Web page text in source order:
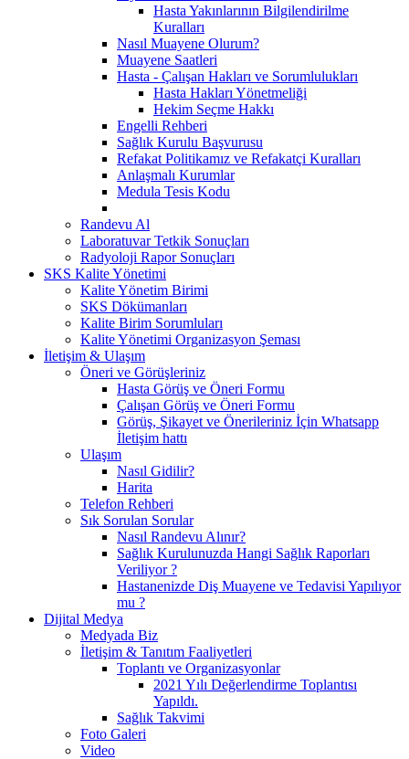
Hasta Yakınlarının Bilgilendirilme
Kuralları
Nasıl Muayene Olurum?
Muayene Saatleri
Hasta - Çalışan Hakları ve Sorumlulukları
Hasta Hakları Yönetmeliği
Hekim Seçme Hakkı
Engelli Rehberi
Sağlık Kurulu Başvurusu
Refakat Politikamız ve Refakatçi Kuralları
Anlaşmalı Kurumlar
Medula Tesis Kodu
Randevu Al
Laboratuvar Tetkik Sonuçları
Radyoloji Rapor Sonuçları
SKS Kalite Yönetimi
Kalite Yönetim Birimi
SKS Dökümanları
Kalite Birim Sorumluları
Kalite Yönetimi Organizasyon Şeması
İletişim & Ulaşım
Öneri ve Görüşleriniz
Hasta Görüş ve Öneri Formu
Çalışan Görüş ve Öneri Formu
Görüş, Şikayet ve Önerileriniz İçin Whatsapp
İletişim hattı
Ulaşım
Nasıl Gidilir?
Harita
Telefon Rehberi
Sık Sorulan Sorular
Nasıl Randevu Alınır?
Sağlık Kurulunuzda Hangi Sağlık Raporları
Veriliyor ?
Hastanenizde Diş Muayene ve Tedavisi Yapılıyor
mu ?
Dijital Medya
Medyada Biz
İletişim & Tanıtım Faaliyetleri
Toplantı ve Organizasyonlar
2021 Yılı Değerlendirme Toplantısı
Yapıldı.
Sağlık Takvimi
Foto Galeri
Video